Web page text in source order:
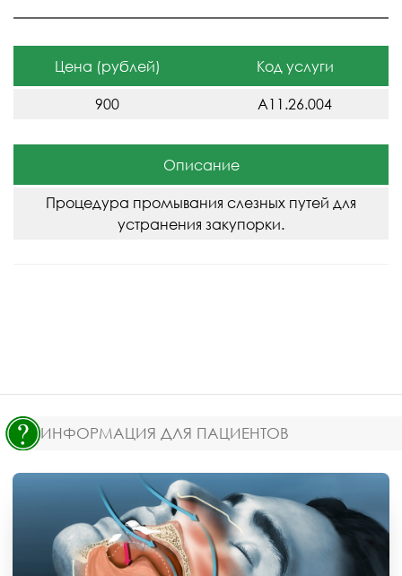
Цена (рублей) Код услуги
900 A11.26.004
Описание
Процедура промывания слезных путей для
устранения закупорки.
ИНФОРМАЦИЯ ДЛЯ ПАЦИЕНТОВ